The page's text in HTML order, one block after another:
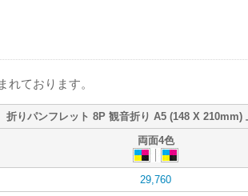
ております。
折りパンフレット 8P 観音折り A5 (148 X 210mm)
両面4色
29,760